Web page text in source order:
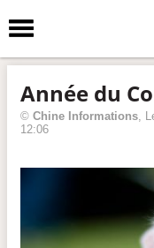
Année du
© Chine Informations,
12:06